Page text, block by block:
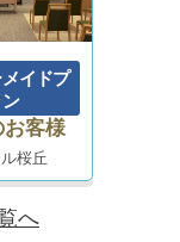
イドプ
お客様
桜丘
へ